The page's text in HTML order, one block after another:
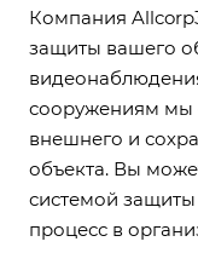
Компания
защиты вашего
сооружениям мы
внешнего и
объекта. Вы
системой
процесс в